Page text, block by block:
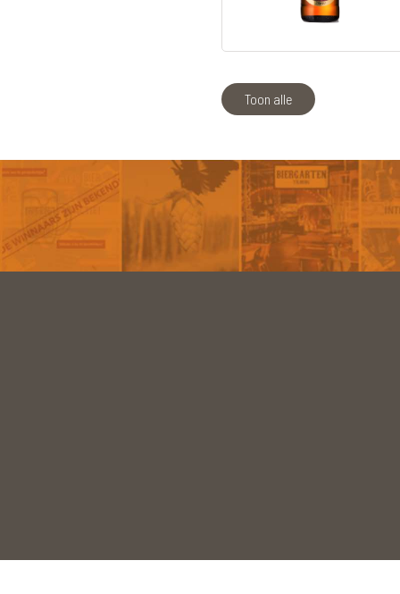
Toon alle